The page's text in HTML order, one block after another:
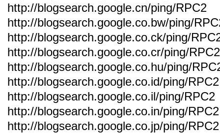
http://blogsearch.google.cn/ping/RPC2
http://blogsearch.google.co.bw/ping/
http://blogsearch.google.co.ck/ping/
http://blogsearch.google.co.cr/ping/RPC2
http://blogsearch.google.co.hu/ping/
http://blogsearch.google.co.id/ping/RPC2
http://blogsearch.google.co.il/ping/RPC2
http://blogsearch.google.co.in/ping/RPC2
http://blogsearch.google.co.jp/ping/RPC2